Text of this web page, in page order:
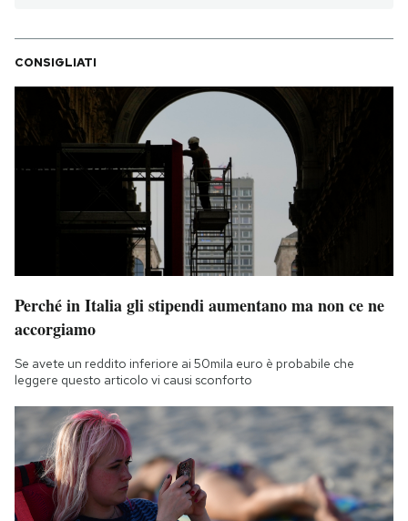
I MIEI PREFERITI
SHOP
AREA PERSONALE
Area Personale
Newsletter
Regala il Post
Esci
CONSIGLIATI
Perché in Italia gli stipendi aumentano ma non ce ne
accorgiamo
Se avete un reddito inferiore ai 50mila euro è probabile che
leggere questo articolo vi causi sconforto